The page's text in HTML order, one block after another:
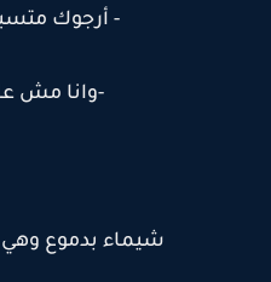
- أرجوك
-وانا مش
شيماء بدموع وهي